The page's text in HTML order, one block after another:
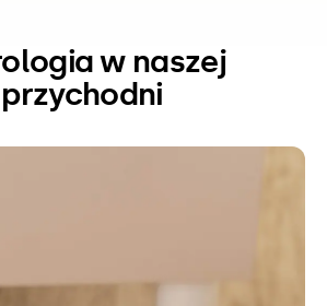
w naszej
przychodni